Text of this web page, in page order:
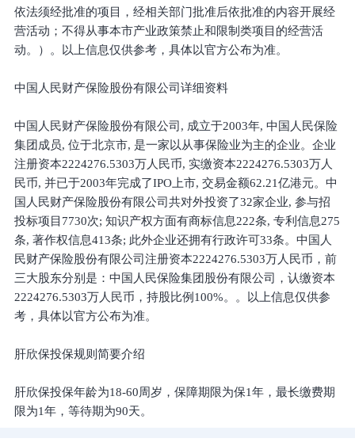
依法须经批准的项目，经相关部门批准后依批准的内容开展经
营活动；不得从事本市产业政策禁止和限制类项目的经营活
动。）。以上信息仅供参考，具体以官方公布为准。
中国人民财产保险股份有限公司详细资料
中国人民财产保险股份有限公司, 成立于2003年, 中国人民保险
集团成员, 位于北京市, 是一家以从事保险业为主的企业。企业
注册资本2224276.5303万人民币, 实缴资本2224276.5303万人
民币, 并已于2003年完成了IPO上市, 交易金额62.21亿港元。中
国人民财产保险股份有限公司共对外投资了32家企业, 参与招
投标项目7730次; 知识产权方面有商标信息222条, 专利信息275
条, 著作权信息413条; 此外企业还拥有行政许可33条。中国人
民财产保险股份有限公司注册资本2224276.5303万人民币，前
三大股东分别是：中国人民保险集团股份有限公司，认缴资本
2224276.5303万人民币，持股比例100%。。以上信息仅供参
考，具体以官方公布为准。
肝欣保投保规则简要介绍
肝欣保投保年龄为18-60周岁，保障期限为保1年，最长缴费期
限为1年，等待期为90天。